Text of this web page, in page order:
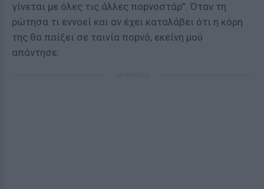
γίνεται με όλες τις άλλες ποpνοστάρ”. Όταν τη
ρώτησα τι εννοεί και αν έχει καταλάβει ότι η κόρη
της θα παίξει σε ταινία ποpνό, εκείνη μού
απάντησε: